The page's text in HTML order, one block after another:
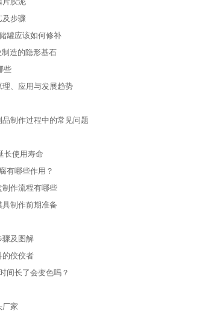
及步骤
罐应该如何修补
造的隐形基石
些
、应用与发展趋势
制作过程中的常见问题
长使用寿命
有哪些作用？
作流程有哪些
制作前期准备
骤及图解
的佼佼者
间长了会变色吗？
厂家